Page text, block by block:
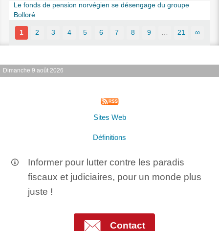
Le fonds de pension norvégien se désengage du groupe
Bolloré
1 2 3 4 5 6 7 8 9 21 ∞
Dimanche 9 août 2026
Sites Web
Définitions
Informer pour lutter contre les paradis
fiscaux et judiciaires, pour un monde plus
juste !
Contact